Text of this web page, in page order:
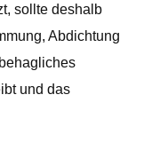
sollte deshalb
Abdichtung
und das